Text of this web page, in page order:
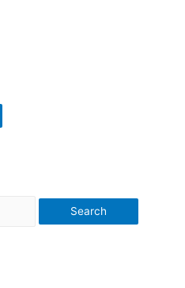
Search